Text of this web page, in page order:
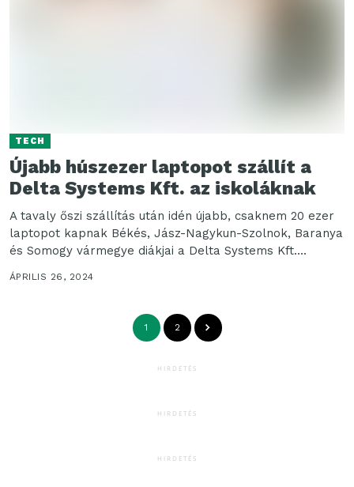
TECH
Újabb húszezer laptopot szállít a
Delta Systems Kft. az iskoláknak
A tavaly őszi szállítás után idén újabb, csaknem 20 ezer
laptopot kapnak Békés, Jász-Nagykun-Szolnok, Baranya
és Somogy vármegye diákjai a Delta Systems Kft....
ÁPRILIS 26, 2024
1 2
HIRDETÉS
HIRDETÉS
HIRDETÉS